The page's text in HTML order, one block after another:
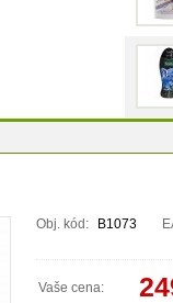
Obj. kód: B1073
Vaše cena: